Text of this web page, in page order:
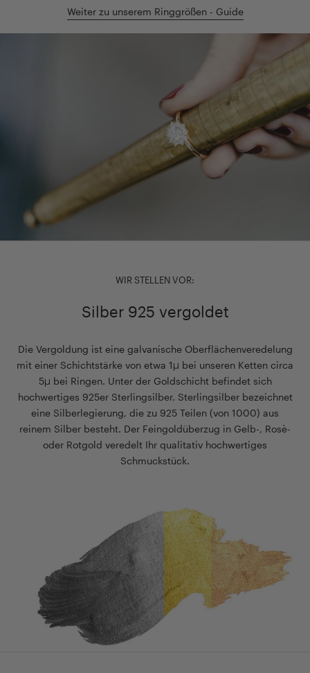
Weiter zu unserem Ringgrößen - Guide
WIR STELLEN VOR:
Silber 925 vergoldet
Die Vergoldung ist eine galvanische Oberflächenveredelung
mit einer Schichtstärke von etwa 1µ bei unseren Ketten circa
5µ bei Ringen. Unter der Goldschicht befindet sich
hochwertiges 925er Sterlingsilber. Sterlingsilber bezeichnet
eine Silberlegierung, die zu 925 Teilen (von 1000) aus
reinem Silber besteht. Der Feingoldüberzug in Gelb-, Rosè-
oder Rotgold veredelt Ihr qualitativ hochwertiges
Schmuckstück.